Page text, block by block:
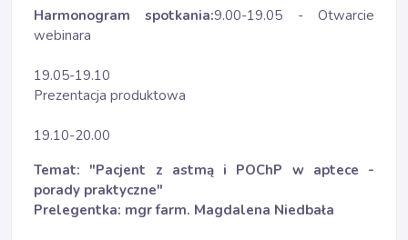
Harmonogram spotkania:9.00-19.05 - Otwarcie
webinara
19.05-19.10
Prezentacja produktowa
19.10-20.00
Temat: "Pacjent z astmą i POChP w aptece -
porady praktyczne"
Prelegentka: mgr farm. Magdalena Niedbała